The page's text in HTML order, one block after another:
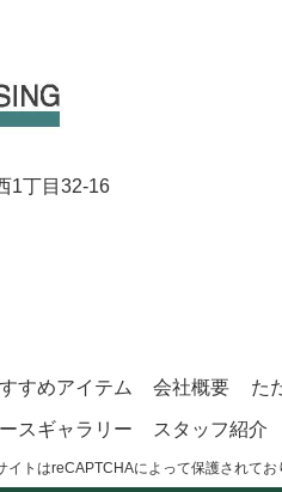
1丁目32-16
すめアイテム た
スタッフ紹介
会社概要
スギャラリー
イトはreCAPTCHAによって保護されて